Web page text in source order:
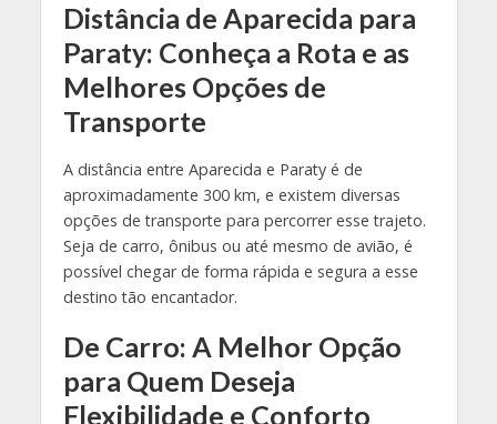
Distância de Aparecida para
Paraty: Conheça a Rota e as
Melhores Opções de
Transporte
A distância entre Aparecida e Paraty é de
aproximadamente 300 km, e existem diversas
opções de transporte para percorrer esse trajeto.
Seja de carro, ônibus ou até mesmo de avião, é
possível chegar de forma rápida e segura a esse
destino tão encantador.
De Carro: A Melhor Opção
para Quem Deseja
Flexibilidade e Conforto